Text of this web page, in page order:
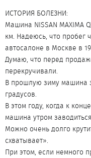
ИСТОРИЯ БОЛЕЗНИ:
Машина NISSAN MAXIMA
км. Надеюсь, что пробег
автосалоне в Москве в
Думаю, что перед
перекручивали.
В прошлую зиму машина
градусов.
В этом году, когда к
машина утром
Можно очень долго
схватывает».
При этом, если немного